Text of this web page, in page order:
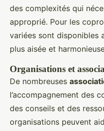
des complexités qui
approprié. Pour les
variées sont disponibles
plus aisée et
Organisations et
De nombreuses
l’accompagnement des
des conseils et des
organisations peuvent